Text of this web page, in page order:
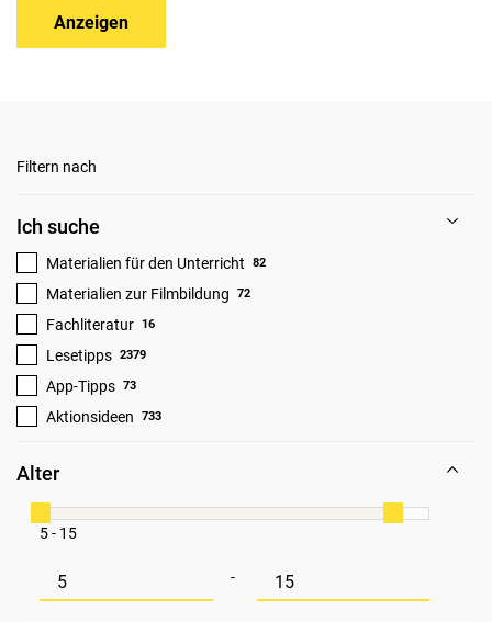
Anzeigen
Filtern nach
Ich suche
Lesetipps 2379
App-Tipps 73
Aktionsideen 733
Materialien für den Unterricht 82
Materialien zur Filmbildung 72
Fachliteratur 16
Alter
5 - 15
Mindestwert für Alter -
Maximalwert für Alter